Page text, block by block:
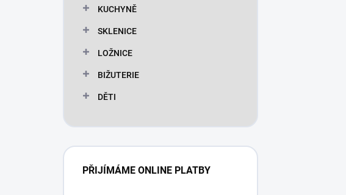
KUCHYNĚ
SKLENICE
LOŽNICE
BIŽUTERIE
DĚTI
PŘIJÍMÁME ONLINE PLATBY